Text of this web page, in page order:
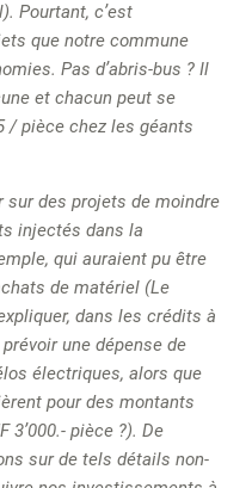
Pourtant, c’est
que notre commune
Pas d’abris-bus ? Il
et chacun peut se
/ pièce chez les géants
sur des projets de moindre
injectés dans la
qui auraient pu être
de matériel (Le
dans les crédits à
une dépense de
électriques, alors que
pour des montants
3’000.- pièce ?). De
sur de tels détails non-